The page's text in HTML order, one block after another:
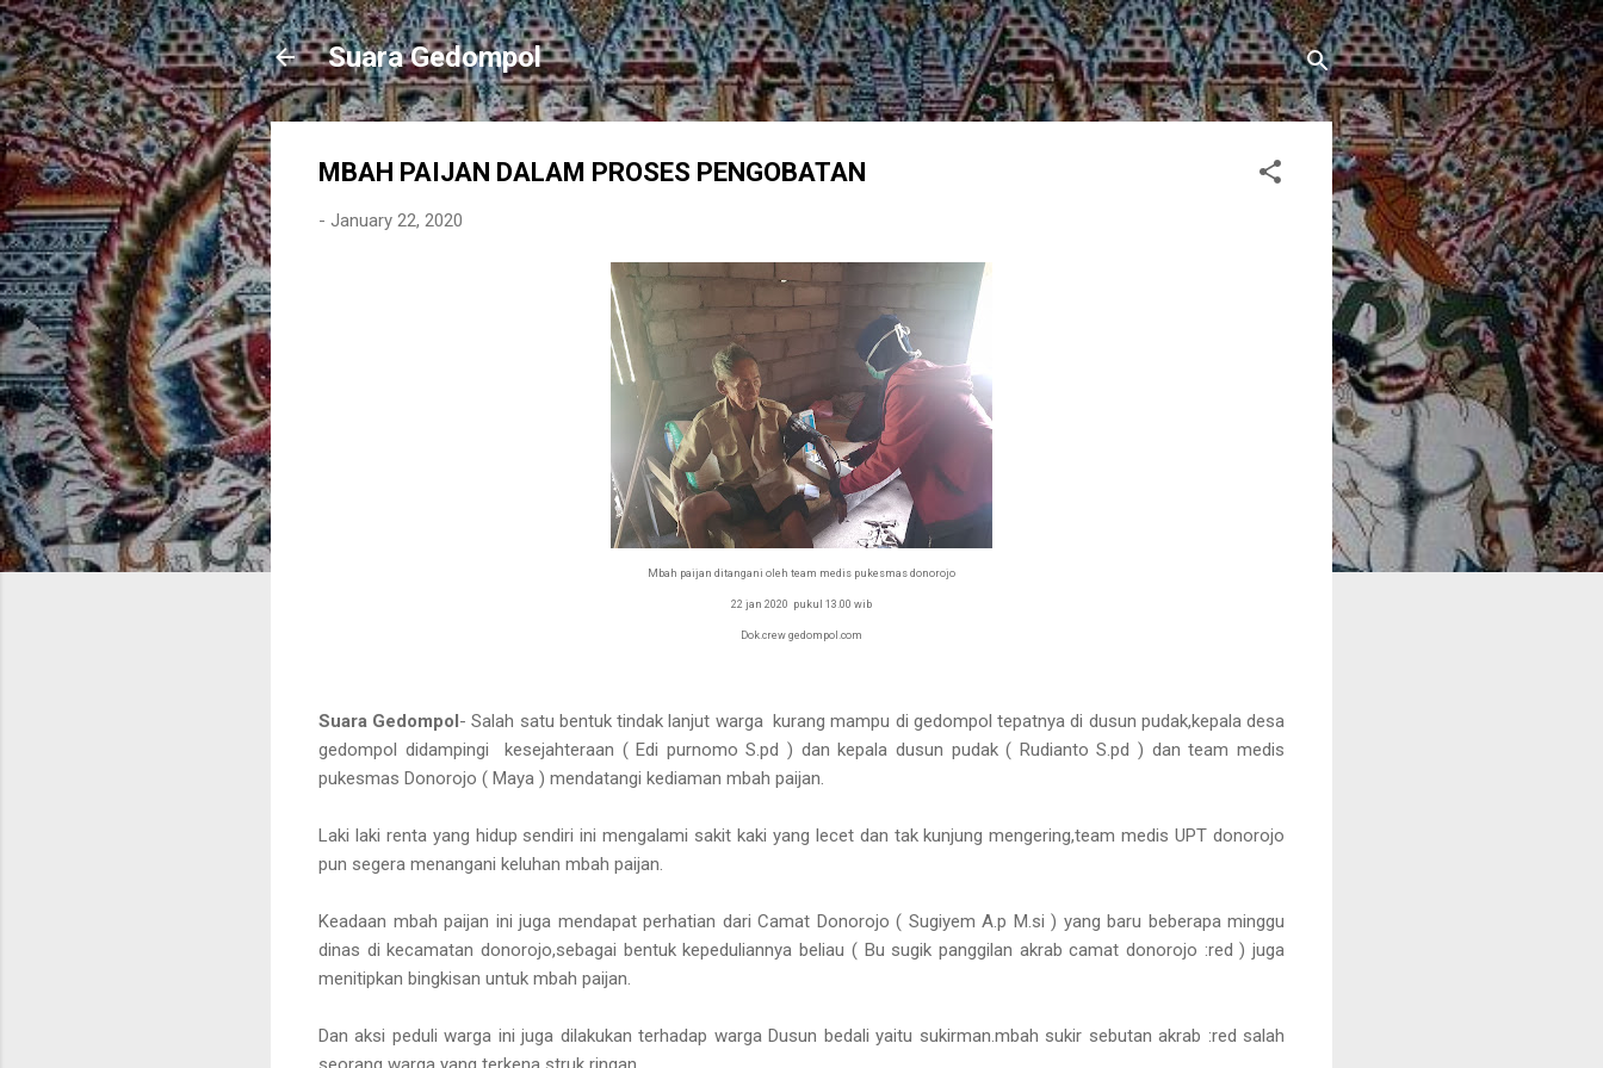
Skip to main content
Suara Gedompol
MBAH PAIJAN DALAM PROSES PENGOBATAN
- January 22, 2020
Mbah paijan ditangani oleh team medis pukesmas donorojo
22 jan 2020 pukul 13.00 wib
Dok.crew gedompol.com
Suara Gedompol- Salah satu bentuk tindak lanjut warga kurang mampu di gedompol tepatnya di dusun pudak,kepala desa
gedompol didampingi kesejahteraan ( Edi purnomo S.pd ) dan kepala dusun pudak ( Rudianto S.pd ) dan team medis
pukesmas Donorojo ( Maya ) mendatangi kediaman mbah paijan.
Laki laki renta yang hidup sendiri ini mengalami sakit kaki yang lecet dan tak kunjung mengering,team medis UPT donorojo
pun segera menangani keluhan mbah paijan.
Keadaan mbah paijan ini juga mendapat perhatian dari Camat Donorojo ( Sugiyem A.p M.si ) yang baru beberapa minggu
dinas di kecamatan donorojo,sebagai bentuk kepeduliannya beliau ( Bu sugik panggilan akrab camat donorojo :red ) juga
menitipkan bingkisan untuk mbah paijan.
Dan aksi peduli warga ini juga dilakukan terhadap warga Dusun bedali yaitu sukirman.mbah sukir sebutan akrab :red salah